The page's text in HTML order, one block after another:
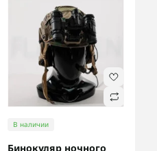
В наличии
Бинокуляр ночного